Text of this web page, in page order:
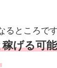
るところです
げる可